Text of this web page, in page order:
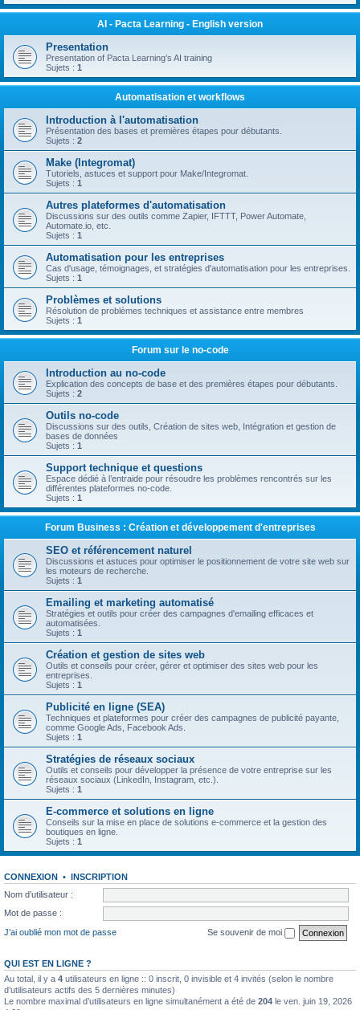
AI - Pacta Learning - English version
Presentation
Presentation of Pacta Learning’s AI training
Sujets : 1
Automatisation et workflows
Introduction à l'automatisation
Présentation des bases et premières étapes pour débutants.
Sujets : 2
Make (Integromat)
Tutoriels, astuces et support pour Make/Integromat.
Sujets : 1
Autres plateformes d'automatisation
Discussions sur des outils comme Zapier, IFTTT, Power Automate,
Automate.io, etc.
Sujets : 1
Automatisation pour les entreprises
Cas d'usage, témoignages, et stratégies d'automatisation pour les entreprises.
Sujets : 1
Problèmes et solutions
Résolution de problèmes techniques et assistance entre membres
Sujets : 1
Forum sur le no-code
Introduction au no-code
Explication des concepts de base et des premières étapes pour débutants.
Sujets : 2
Outils no-code
Discussions sur des outils, Création de sites web, Intégration et gestion de
bases de données
Sujets : 1
Support technique et questions
Espace dédié à l’entraide pour résoudre les problèmes rencontrés sur les
différentes plateformes no-code.
Sujets : 1
Forum Business : Création et développement d'entreprises
SEO et référencement naturel
Discussions et astuces pour optimiser le positionnement de votre site web sur
les moteurs de recherche.
Sujets : 1
Emailing et marketing automatisé
Stratégies et outils pour créer des campagnes d'emailing efficaces et
automatisées.
Sujets : 1
Création et gestion de sites web
Outils et conseils pour créer, gérer et optimiser des sites web pour les
entreprises.
Sujets : 1
Publicité en ligne (SEA)
Techniques et plateformes pour créer des campagnes de publicité payante,
comme Google Ads, Facebook Ads.
Sujets : 1
Stratégies de réseaux sociaux
Outils et conseils pour développer la présence de votre entreprise sur les
réseaux sociaux (LinkedIn, Instagram, etc.).
Sujets : 1
E-commerce et solutions en ligne
Conseils sur la mise en place de solutions e-commerce et la gestion des
boutiques en ligne.
Sujets : 1
CONNEXION • INSCRIPTION
Nom d’utilisateur :
Mot de passe :
J’ai oublié mon mot de passe
Se souvenir de moi
QUI EST EN LIGNE ?
Au total, il y a 4 utilisateurs en ligne :: 0 inscrit, 0 invisible et 4 invités (selon le nombre
d’utilisateurs actifs des 5 dernières minutes)
Le nombre maximal d’utilisateurs en ligne simultanément a été de 204 le ven. juin 19, 2026